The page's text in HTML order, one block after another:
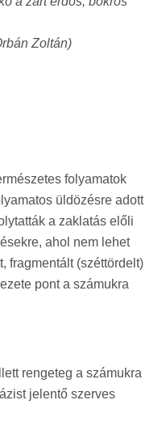
Zoltán)
folyamatok
üldözésre adott
a zaklatás előli
ahol nem lehet
fragmentált (széttördelt)
pont a számukra
rengeteg a számukra
jelentő szerves